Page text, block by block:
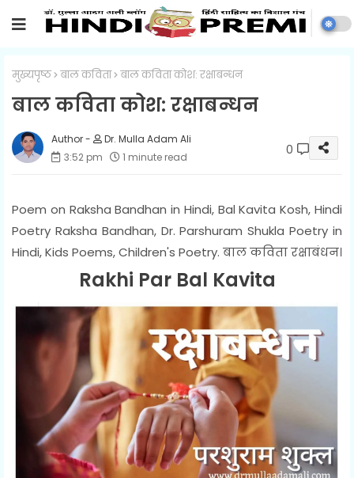
मुख्यपृष्ठ बाल कविता बाल कविता कोश: रक्षाबन्धन
बाल कविता कोश: रक्षाबन्धन
Dr. Mulla Adam Ali
3:52 pm
1 minute read 0
Poem on Raksha Bandhan in Hindi, Bal Kavita Kosh, Hindi
Poetry Raksha Bandhan, Dr. Parshuram Shukla Poetry in
Hindi, Kids Poems, Children's Poetry. बाल कविता रक्षाबंधन।
Rakhi Par Bal Kavita